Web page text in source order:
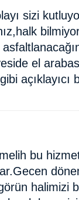
sizi
el
açıklayıcı
bu
halimizi